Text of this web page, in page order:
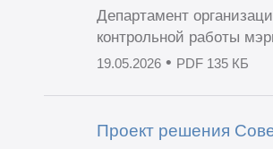
Департамент
контрольной работы
19.05.2026• PDF 135 КБ
Проект решения